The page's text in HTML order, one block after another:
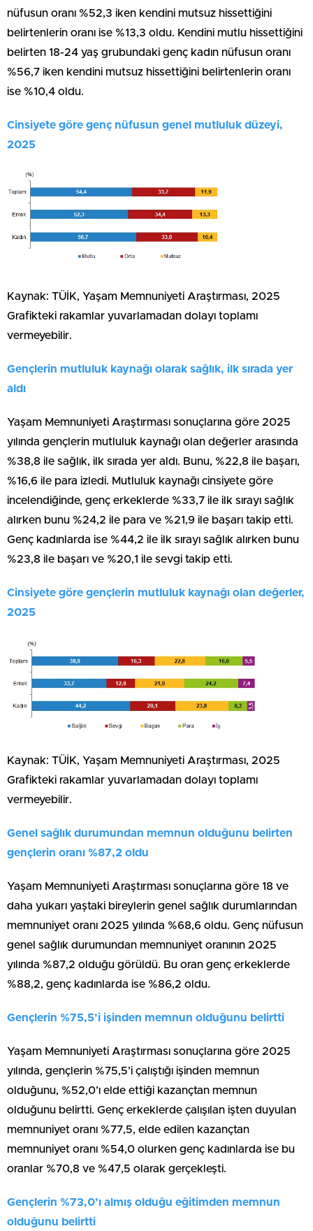
nüfusun oranı %52,3 iken kendini mutsuz hissettiğini
belirtenlerin oranı ise %13,3 oldu. Kendini mutlu hissettiğini
belirten 18-24 yaş grubundaki genç kadın nüfusun oranı
%56,7 iken kendini mutsuz hissettiğini belirtenlerin oranı
ise %10,4 oldu.
Cinsiyete göre genç nüfusun genel mutluluk düzeyi,
2025
Kaynak: TÜİK, Yaşam Memnuniyeti Araştırması, 2025
Grafikteki rakamlar yuvarlamadan dolayı toplamı
vermeyebilir.
Gençlerin mutluluk kaynağı olarak sağlık, ilk sırada yer
aldı
Yaşam Memnuniyeti Araştırması sonuçlarına göre 2025
yılında gençlerin mutluluk kaynağı olan değerler arasında
%38,8 ile sağlık, ilk sırada yer aldı. Bunu, %22,8 ile başarı,
%16,6 ile para izledi. Mutluluk kaynağı cinsiyete göre
incelendiğinde, genç erkeklerde %33,7 ile ilk sırayı sağlık
alırken bunu %24,2 ile para ve %21,9 ile başarı takip etti.
Genç kadınlarda ise %44,2 ile ilk sırayı sağlık alırken bunu
%23,8 ile başarı ve %20,1 ile sevgi takip etti.
Cinsiyete göre gençlerin mutluluk kaynağı olan değerler,
2025
Kaynak: TÜİK, Yaşam Memnuniyeti Araştırması, 2025
Grafikteki rakamlar yuvarlamadan dolayı toplamı
vermeyebilir.
Genel sağlık durumundan memnun olduğunu belirten
gençlerin oranı %87,2 oldu
Yaşam Memnuniyeti Araştırması sonuçlarına göre 18 ve
daha yukarı yaştaki bireylerin genel sağlık durumlarından
memnuniyet oranı 2025 yılında %68,6 oldu. Genç nüfusun
genel sağlık durumundan memnuniyet oranının 2025
yılında %87,2 olduğu görüldü. Bu oran genç erkeklerde
%88,2, genç kadınlarda ise %86,2 oldu.
Gençlerin %75,5’i işinden memnun olduğunu belirtti
Yaşam Memnuniyeti Araştırması sonuçlarına göre 2025
yılında, gençlerin %75,5’i çalıştığı işinden memnun
olduğunu, %52,0’ı elde ettiği kazançtan memnun
olduğunu belirtti. Genç erkeklerde çalışılan işten duyulan
memnuniyet oranı %77,5, elde edilen kazançtan
memnuniyet oranı %54,0 olurken genç kadınlarda ise bu
oranlar %70,8 ve %47,5 olarak gerçekleşti.
Gençlerin %73,0’ı almış olduğu eğitimden memnun
olduğunu belirtti